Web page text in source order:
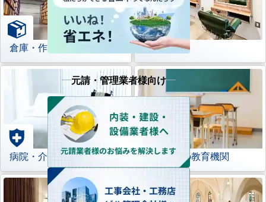
倉庫・作業場 理美容室
病院・介護施設 学校などの教育機関
元請・管理業者様向け